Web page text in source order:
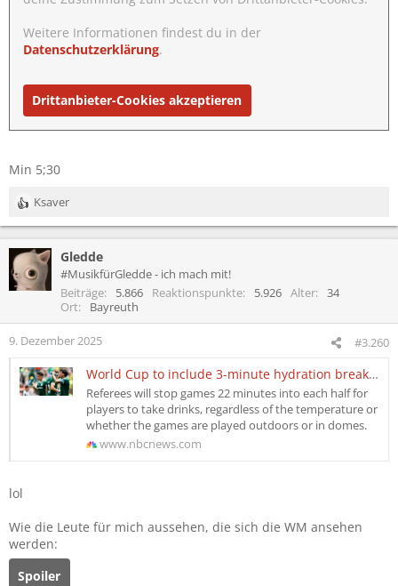
Weitere Informationen findest du in der
Datenschutzerklärung.
Drittanbieter-Cookies akzeptieren
Min 5;30
R
e
k
t
i
n
Ksaver
Gledde
#MusikfürGledde - ich mach mit!
Beiträge
5.866 Reaktionspunkte 5.926 Alter
34
Ort
Bayreuth
9. Dezember 2025 #3.260
World Cup to include 3-minute hydration breaks in each half of all games
Referees will stop games 22 minutes into each half for
players to take drinks, regardless of the temperature or
whether the games are played outdoors or in domes.
www.nbcnews.com
lol
Wie die Leute für mich aussehen, die sich die WM ansehen
werden:
Spoiler